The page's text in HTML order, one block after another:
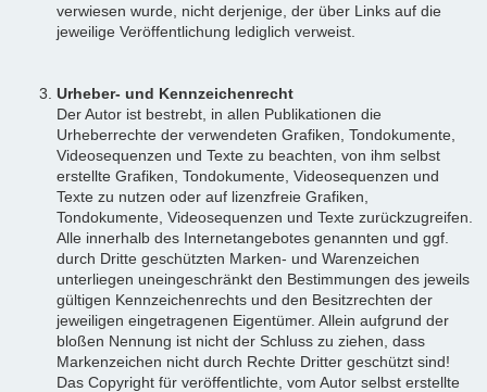
verwiesen wurde, nicht derjenige, der über Links auf die
jeweilige Veröffentlichung lediglich verweist.
Urheber- und Kennzeichenrecht
Der Autor ist bestrebt, in allen Publikationen die
Urheberrechte der verwendeten Grafiken, Tondokumente,
Videosequenzen und Texte zu beachten, von ihm selbst
erstellte Grafiken, Tondokumente, Videosequenzen und
Texte zu nutzen oder auf lizenzfreie Grafiken,
Tondokumente, Videosequenzen und Texte zurückzugreifen.
Alle innerhalb des Internetangebotes genannten und ggf.
durch Dritte geschützten Marken- und Warenzeichen
unterliegen uneingeschränkt den Bestimmungen des jeweils
gültigen Kennzeichenrechts und den Besitzrechten der
jeweiligen eingetragenen Eigentümer. Allein aufgrund der
bloßen Nennung ist nicht der Schluss zu ziehen, dass
Markenzeichen nicht durch Rechte Dritter geschützt sind!
Das Copyright für veröffentlichte, vom Autor selbst erstellte